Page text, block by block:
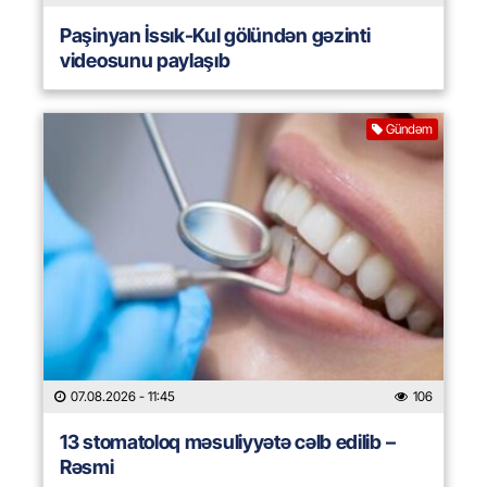
Paşinyan İssık-Kul gölündən gəzinti
videosunu paylaşıb
Gündəm
07.08.2026 - 11:45 106
13 stomatoloq məsuliyyətə cəlb edilib –
Rəsmi